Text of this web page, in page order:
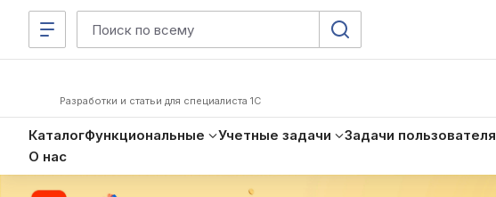
Разработки и статьи для специалиста 1С
КаталогФункциональные Учетные задачи Задачи пользователя
О нас